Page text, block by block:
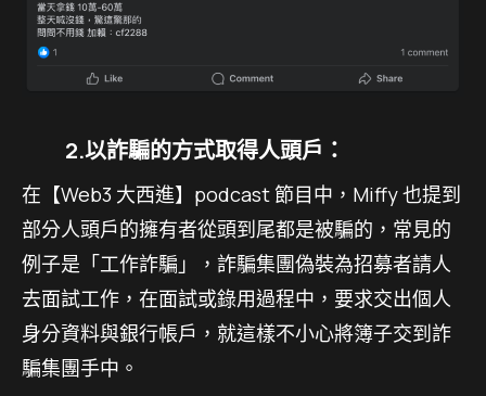
2.以詐騙的方式取得人頭戶：
在【Web3 大西進】podcast 節目中，Miffy 也提到
部分人頭戶的擁有者從頭到尾都是被騙的，常見的
例子是「工作詐騙」，詐騙集團偽裝為招募者請人
去面試工作，在面試或錄用過程中，要求交出個人
身分資料與銀行帳戶，就這樣不小心將簿子交到詐
騙集團手中。